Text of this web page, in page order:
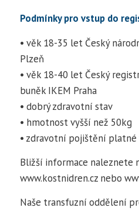
Podmínky pro vstup do
• věk 18-35 let Český
Plzeň
• věk 18-40 let Český
buněk IKEM Praha
• dobrý zdravotní stav
• hmotnost vyšší než 50kg
• zdravotní pojištění platné
Bližší informace naleznete
www.kostnidren.cz nebo
Naše transfuzní oddělení